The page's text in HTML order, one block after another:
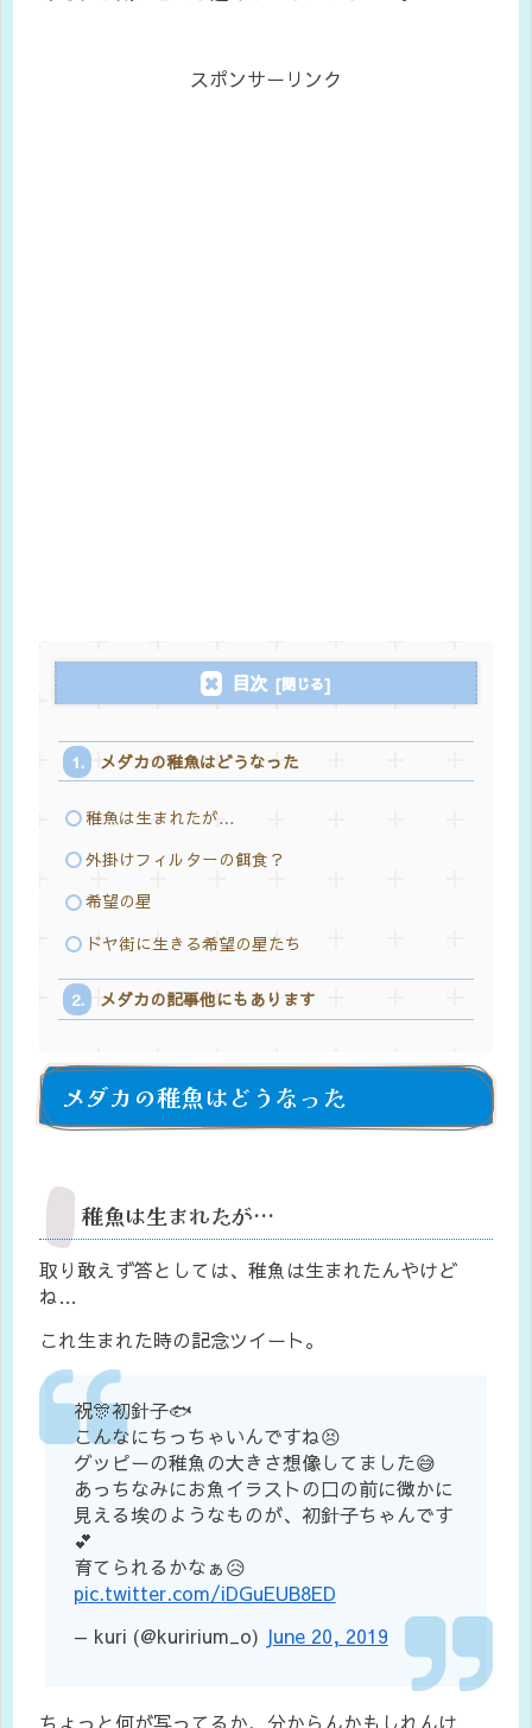
スポンサーリンク
目次
メダカの稚魚はどうなった
稚魚は生まれたが…
外掛けフィルターの餌食？
希望の星
ドヤ街に生きる希望の星たち
メダカの記事他にもあります
メダカの稚魚はどうなった
稚魚は生まれたが…
取り敢えず答としては、稚魚は生まれたんやけど
ね…
これ生まれた時の記念ツイート。
祝🎊初針子🐟
こんなにちっちゃいんですね😣
グッピーの稚魚の大きさ想像してました😅
あっちなみにお魚イラストの口の前に微かに
見える埃のようなものが、初針子ちゃんです
💕
育てられるかなぁ😥
pic.twitter.com/iDGuEUB8ED
— kuri (@kuririum_o) June 20, 2019
ちょっと何が写ってるか、分からんかもしれんけ